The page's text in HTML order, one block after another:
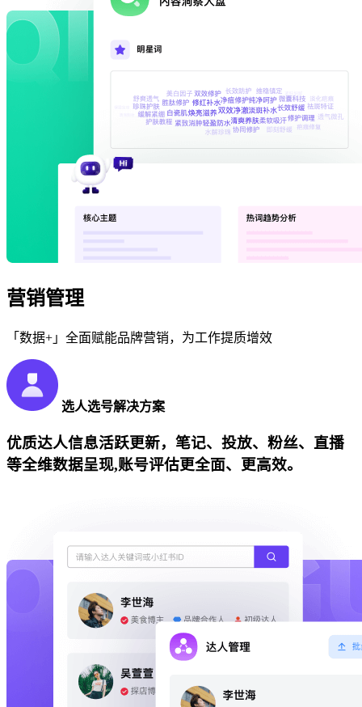
营销管理
「数据+」全面赋能品牌营销，为工作提质增效
选人选号解决方案
优质达人信息活跃更新，笔记、投放、粉丝、直播
等全维数据呈现,账号评估更全面、更高效。